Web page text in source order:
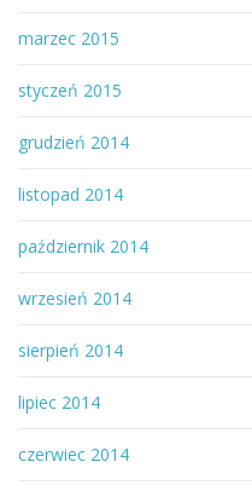
marzec 2015
styczeń 2015
grudzień 2014
listopad 2014
październik 2014
wrzesień 2014
sierpień 2014
lipiec 2014
czerwiec 2014